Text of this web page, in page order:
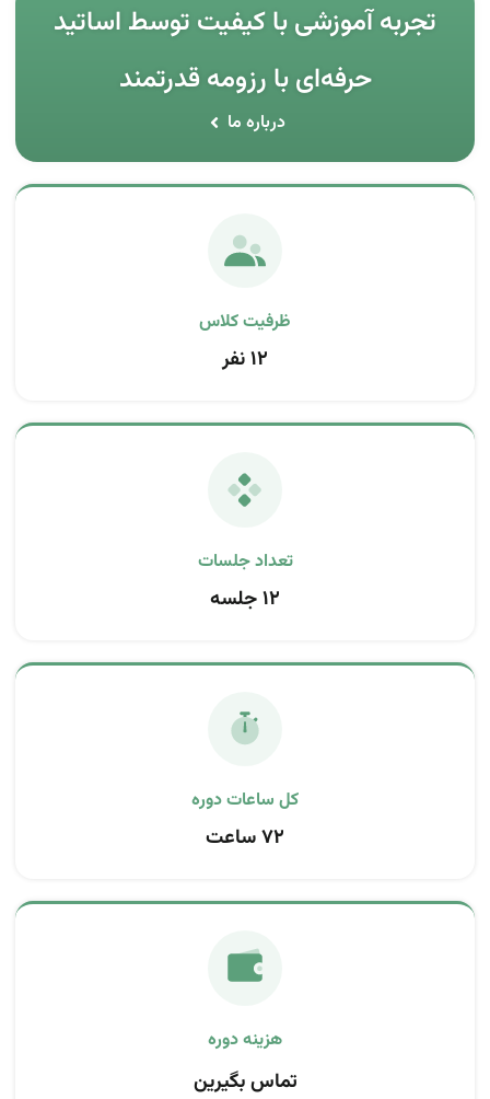
تجربه آموزشی با کیفیت توسط اساتید
حرفه‌ای با رزومه قدرتمند
درباره ما
ظرفیت کلاس
۱۲ نفر
تعداد جلسات
۱۲ جلسه
کل ساعات دوره
۷۲ ساعت
تماس بگیرین